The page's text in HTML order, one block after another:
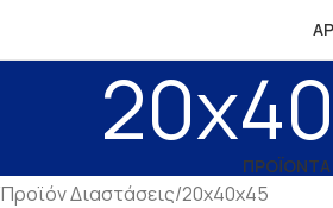
ΠΡΟΪΟΝΤΑ
Προϊόν Διαστάσεις 20x40x45